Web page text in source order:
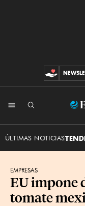
ÚLTIMAS NOTICIAS
EMPRESAS
EU impone
tomate